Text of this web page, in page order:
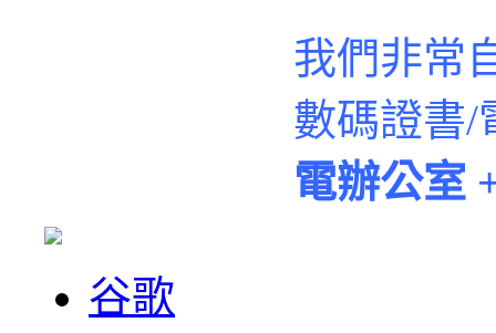
我們非常
數碼證書
電辦公室
谷歌